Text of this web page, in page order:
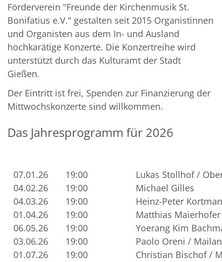
Förderverein "Freunde der Kirchenmusik St.
Bonifatius e.V." gestalten seit 2015 Organistinnen
und Organisten aus dem In- und Ausland
hochkarätige Konzerte. Die Konzertreihe wird
unterstützt durch das Kulturamt der Stadt
Gießen.
Der Eintritt ist frei, Spenden zur Finanzierung der
Mittwochskonzerte sind willkommen.
Das Jahresprogramm für 2026
07.01.26 19:00
Lukas Stollhof /
04.02.26
19:00
Michael Gilles
04.03.26
19:00
Heinz-Peter
01.04.26
19:00
Matthias
06.05.26
19:00
Yoerang Kim
03.06.26
19:00
Paolo Oreni /
01.07.26
19:00
Christian Bischof /